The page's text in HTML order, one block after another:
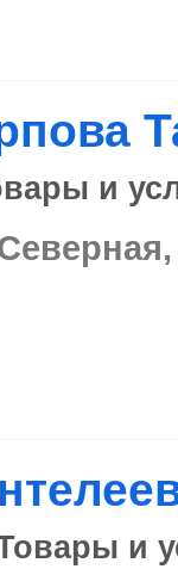
и
и